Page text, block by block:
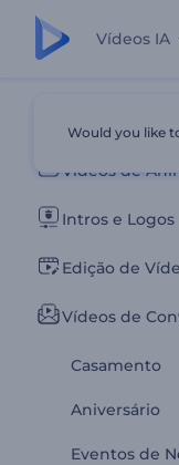
Vídeos IA
Todos os
Vídeos de
Intros e Logos
Edição de
Vídeos de
Casamento
Aniversário
Eventos de
Would you like